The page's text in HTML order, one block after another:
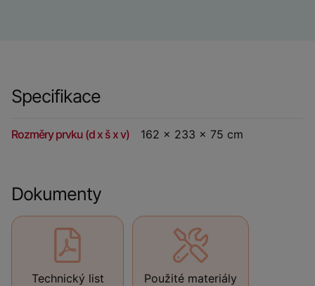
Specifikace
Rozměry prvku (d x š x v) 162 x 233 x 75 cm
Dokumenty
Technický list Použité materiály